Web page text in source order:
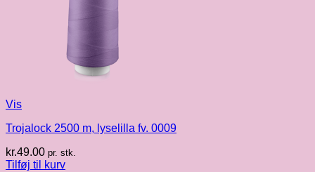
Vis
Trojalock 2500 m, lyselilla fv. 0009
kr.49.00 pr. stk.
Tilføj til kurv